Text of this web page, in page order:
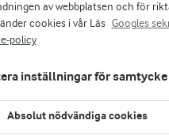
för att driva
kök som
inspirerar andra i
av webbplatsen och för
cookies i vår Läs Googles
policy
inställningar för samtycke
Absolut nödvändiga cookies